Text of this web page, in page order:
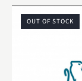
OUT OF STOCK